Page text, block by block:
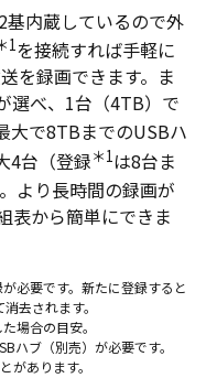
基内蔵しているので外
1を接続すれば手軽に
を録画できます。ま
選べ、1台（4TB）で
大で8TBまでのUSBハ
4台（登録＊1は8台ま
より長時間の録画が
表から簡単にできま
必要です。新たに登録すると
去されます。
場合の目安。
ハブ（別売）が必要です。
があります。